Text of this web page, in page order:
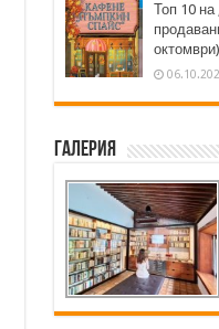
Топ 10 на
октомври)
Галерия